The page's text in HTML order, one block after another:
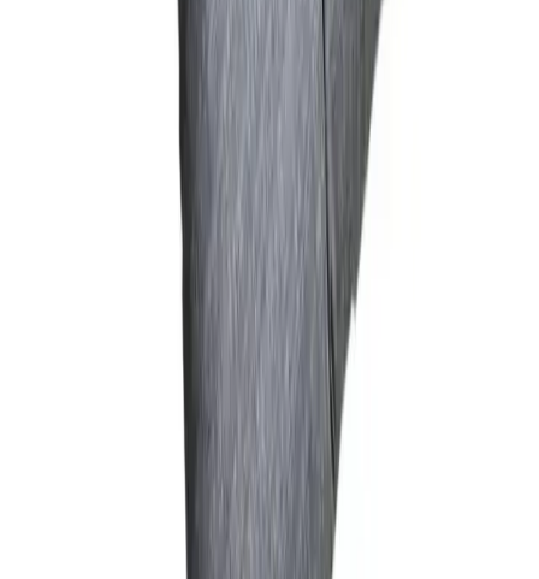
Perotti Kitchen Vizyon Sünger Hazneli Mutfak Sıvı
Sabunlukları Modern ve Dayanıklı Tasarımıyla
Mutfak Dekorunuza Şıklık Katıyor
Perotti Kitchen Vizyon sünger hazneli mutfak sıvı sabunlukları,
dayanıklı malzemesi ve şık rose tonu ile mutfak dekorunuza uyum
sağlar, pratik kullanımıyla hijyen ve düzeni artırır.
Daha fazla bilgi edinin